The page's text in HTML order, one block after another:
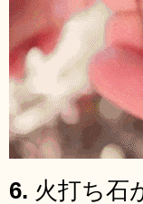
6. 火打ち石